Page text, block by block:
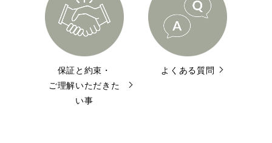
保証と約束・
ご理解いただきた
い事
よくある質問